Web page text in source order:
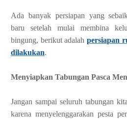
Ada banyak persiapan yang
baru setelah mulai membina
bingung, berikut adalahpersiapan
dilakukan.
Menyiapkan Tabungan Pasca
Jangan sampai seluruh tabungan
karena menyelenggarakan pesta